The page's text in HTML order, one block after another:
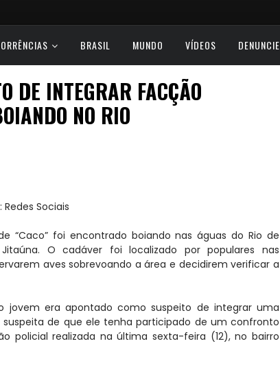
BRASIL MUNDO VÍDEOS DENUNCIE
DE INTEGRAR FACÇÃO
NO RIO
Redes Sociais
“Caco” foi encontrado boiando nas águas do Rio de
O cadáver foi localizado por populares nas
aves sobrevoando a área e decidirem verificar a
jovem era apontado como suspeito de integrar uma
de que ele tenha participado de um confronto
policial realizada na última sexta-feira (12), no bairro